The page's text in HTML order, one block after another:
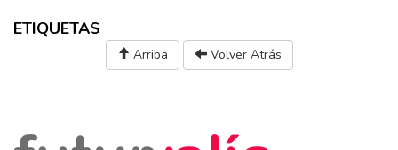
ETIQUETAS
Arriba Volver Atrás